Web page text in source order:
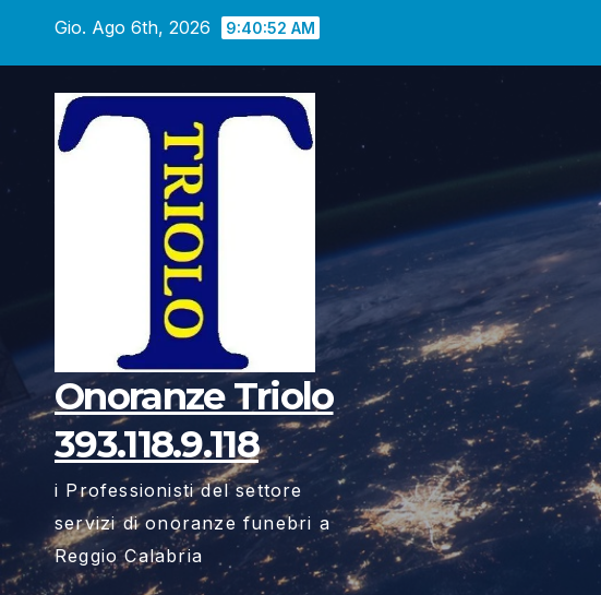
Gio. Ago 6th, 2026 9:40:53 AM
Onoranze Triolo
393.118.9.118
i Professionisti del settore
servizi di onoranze funebri a
Reggio Calabria